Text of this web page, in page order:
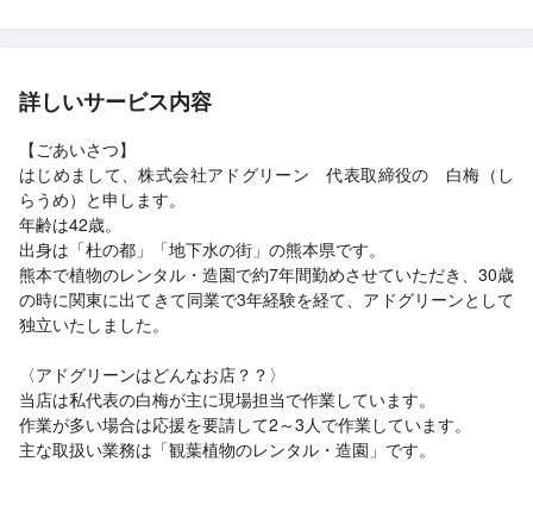
詳しいサービス内容
【ごあいさつ】
はじめまして、株式会社アドグリーン 代表取締役の 白梅（し
らうめ）と申します。
年齢は42歳。
出身は「杜の都」「地下水の街」の熊本県です。
熊本で植物のレンタル・造園で約7年間勤めさせていただき、30歳
の時に関東に出てきて同業で3年経験を経て、アドグリーンとして
独立いたしました。
〈アドグリーンはどんなお店？？〉
当店は私代表の白梅が主に現場担当で作業しています。
作業が多い場合は応援を要請して2～3人で作業しています。
主な取扱い業務は「観葉植物のレンタル・造園」です。